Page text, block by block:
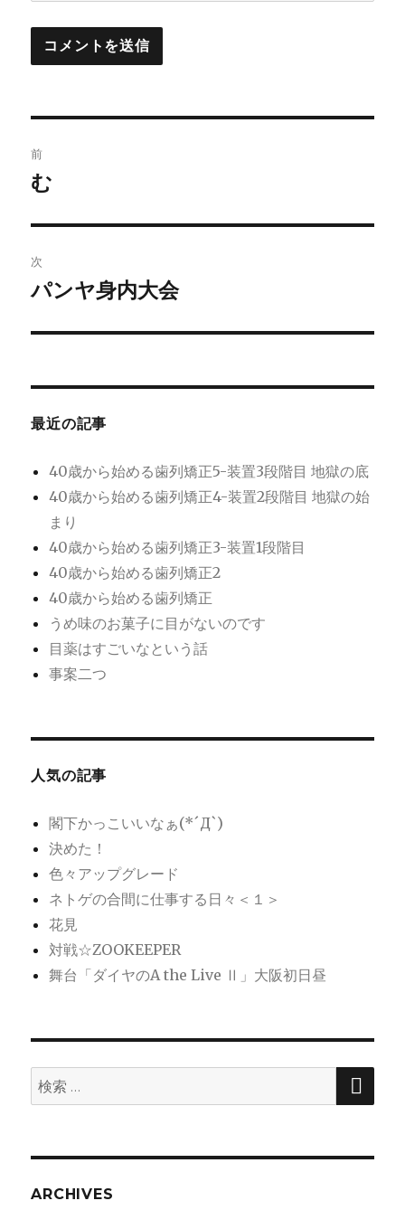
稿
ビ
ゲ
ー
前
前
投
稿:
む
次
次
投
パンヤ身内大会
最近の記事
40歳から始める歯列矯正5-装置3段階目 地獄の底
40歳から始める歯列矯正4-装置2段階目 地獄の始
まり
40歳から始める歯列矯正3-装置1段階目
40歳から始める歯列矯正2
40歳から始める歯列矯正
うめ味のお菓子に目がないのです
目薬はすごいなという話
事案二つ
人気の記事
閣下かっこいいなぁ(*´Д`)
決めた！
色々アップグレード
ネトゲの合間に仕事する日々＜１＞
花見
対戦☆ZOOKEEPER
舞台「ダイヤのA the Live Ⅱ」大阪初日昼
検
索:
検
ARCHIVES